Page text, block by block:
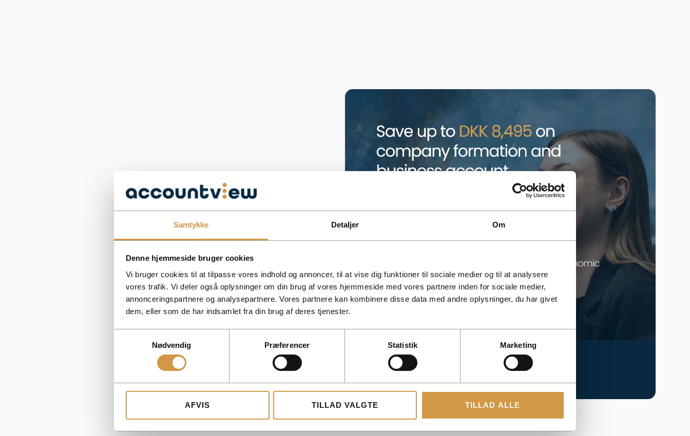
Samtykke Detaljer Om
Denne hjemmeside bruger cookies
Vi bruger cookies til at tilpasse vores indhold og annoncer, til at vise dig funktioner til sociale medier og til at analysere
vores trafik. Vi deler også oplysninger om din brug af vores hjemmeside med vores partnere inden for sociale medier,
annonceringspartnere og analysepartnere. Vores partnere kan kombinere disse data med andre oplysninger, du har givet
dem, eller som de har indsamlet fra din brug af deres tjenester.
Nødvendig
Præferencer Statistik Marketing
AFVIS TILLAD VALGTE TILLAD ALLE